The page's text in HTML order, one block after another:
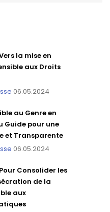
la mise en
aux Droits
06.05.2024
au Genre en
Guide pour une
et Transparente
06.05.2024
Consolider les
de la
aux